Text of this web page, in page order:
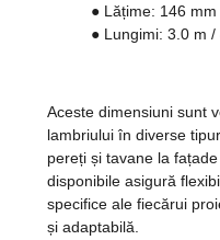
● Lățime: 146 mm
● Lungimi: 3.0 m /
Aceste dimensiuni sunt
lambriului în diverse
pereți și tavane la
disponibile asigură
specifice ale fiecărui
și adaptabilă.